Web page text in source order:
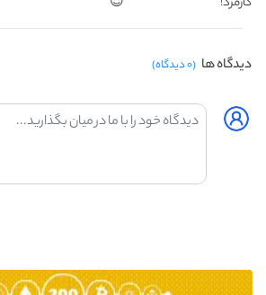
دیدگاه ها (۰ دیدگاه)